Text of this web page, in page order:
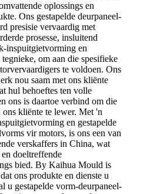
oplossings en
Ons gestapelde deurpaneel-
presisie vervaardig met
prosesse, insluitend
inspuitgietvorming en
tegnieke, om aan die spesifieke
te voldoen. Ons
nou saam met ons kliënte
hul behoeftes ten volle
ons is daartoe verbind om die
ons kliënte te lewer. Met 'n
en gestapelde
vir motors, is ons een van
verskaffers in China, wat
doeltreffende
bied. By Kaihua Mould is
ons produkte en dienste u
u gestapelde vorm-deurpaneel-